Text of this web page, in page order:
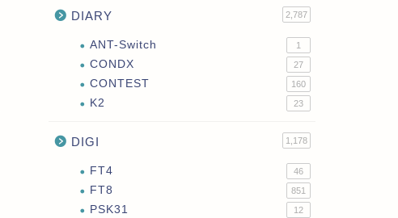
DIARY 2,787
ANT-Switch 1
CONDX 27
CONTEST 160
K2 23
DIGI 1,178
FT4 46
FT8 851
PSK31 12